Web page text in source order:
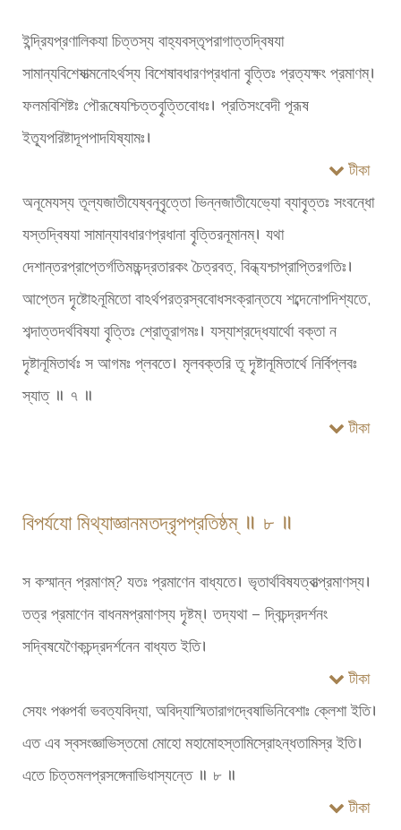
ইন্দ্রিযপ্রণালিকযা চিত্তস্য বাহ্যবস্তৃপরাগাত্তদ্বিষযা
সামান্যবিশেষাত্মনোঽর্থস্য বিশেষাবধারণপ্রধানা বৄত্তিঃ প্রত্যক্ষং প্রমাণম্।
ফলমবিশিষ্টঃ পৌরূষেযশ্চিত্তবৄত্তিবোধঃ। প্রতিসংবেদী পূরূষ
ইত্যূপরিষ্টাদূপপাদযিষ্যামঃ।
টীকা
অনূমেযস্য তূল্যজাতীযেষ্বনূবৄত্তো ভিন্নজাতীযেভ্যো ব্যাবৄত্তঃ সংবন্ধো
যস্তদ্বিষযা সামান্যাবধারণপ্রধানা বৄত্তিরনূমানম্। যথা
দেশান্তরপ্রাপ্তের্গতিমচ্চন্দ্রতারকং চৈত্রবত্, বিন্ধ্যশ্চাপ্রাপ্তিরগতিঃ।
আপ্তেন দৄষ্টোঽনূমিতো বাঽর্থপরত্রস্ববোধসংক্রান্তযে শব্দেনোপদিশ্যতে,
শব্দাত্তদর্থবিষযা বৄত্তিঃ শ্রোতূরাগমঃ। যস্যাশ্রদ্ধেযার্থো বক্তা ন
দৄষ্টানূমিতার্থঃ স আগমঃ প্লবতে। মৃলবক্তরি তূ দৄষ্টানূমিতার্থে নির্বিপ্লবঃ
স্যাত্ ॥ ৭ ॥
টীকা
বিপর্যযো মিথ্যাজ্ঞানমতদ্রৃপপ্রতিষ্ঠম্ ॥ ৮ ॥
স কস্মান্ন প্রমাণম্? যতঃ প্রমাণেন বাধ্যতে। ভৃতার্থবিষযত্বাত্প্রমাণস্য।
তত্র প্রমাণেন বাধনমপ্রমাণস্য দৄষ্টম্। তদ্যথা – দ্বিচন্দ্রদর্শনং
সদ্বিষযেণৈকচন্দ্রদর্শনেন বাধ্যত ইতি।
টীকা
সেযং পঞ্চপর্বা ভবত্যবিদ্যা, অবিদ্যাস্মিতারাগদ্বেষাভিনিবেশাঃ ক্লেশা ইতি।
এত এব স্বসংজ্ঞাভিস্তমো মোহো মহামোহস্তামিস্রোঽন্ধতামিস্র ইতি।
এতে চিত্তমলপ্রসঙ্গেনাভিধাস্যন্তে ॥ ৮ ॥
টীকা